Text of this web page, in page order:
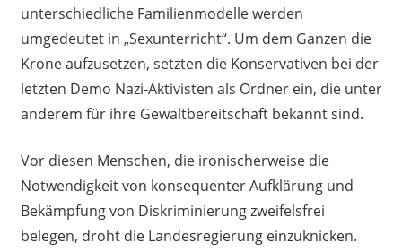
unterschiedliche Familienmodelle werden
umgedeutet in „Sexunterricht“. Um dem Ganzen die
Krone aufzusetzen, setzten die Konservativen bei der
letzten Demo Nazi-Aktivisten als Ordner ein, die unter
anderem für ihre Gewaltbereitschaft bekannt sind.
Vor diesen Menschen, die ironischerweise die
Notwendigkeit von konsequenter Aufklärung und
Bekämpfung von Diskriminierung zweifelsfrei
belegen, droht die Landesregierung einzuknicken.